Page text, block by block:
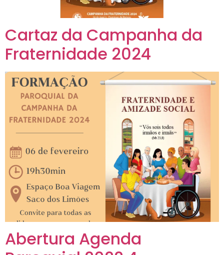
Cartaz da Campanha da
Fraternidade 2024
Abertura Agenda